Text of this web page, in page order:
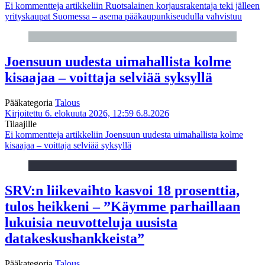
Ei kommentteja artikkeliin Ruotsalainen korjausrakentaja teki jälleen
yrityskaupat Suomessa – asema pääkaupunkiseudulla vahvistuu
Joensuun uudesta uimahallista kolme
kisaajaa – voittaja selviää syksyllä
Pääkategoria Talous
Kirjoitettu 6. elokuuta 2026, 12:59 6.8.2026
Tilaajille
Ei kommentteja artikkeliin Joensuun uudesta uimahallista kolme
kisaajaa – voittaja selviää syksyllä
SRV:n liikevaihto kasvoi 18 prosenttia,
tulos heikkeni – ”Käymme parhaillaan
lukuisia neuvotteluja uusista
datakeskushankkeista”